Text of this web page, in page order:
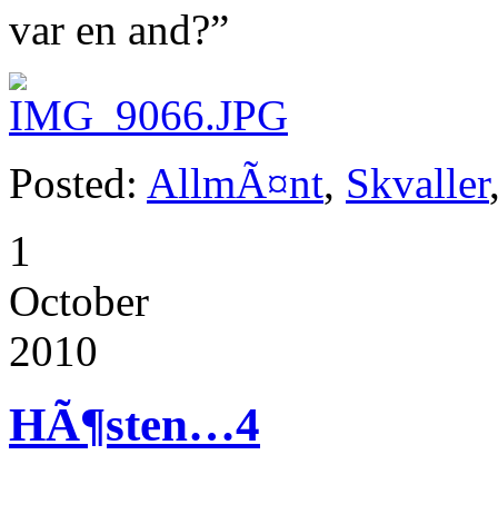
var en and?”
Posted: AllmÃ¤nt, Skvaller
1
October
2010
HÃ¶sten…4